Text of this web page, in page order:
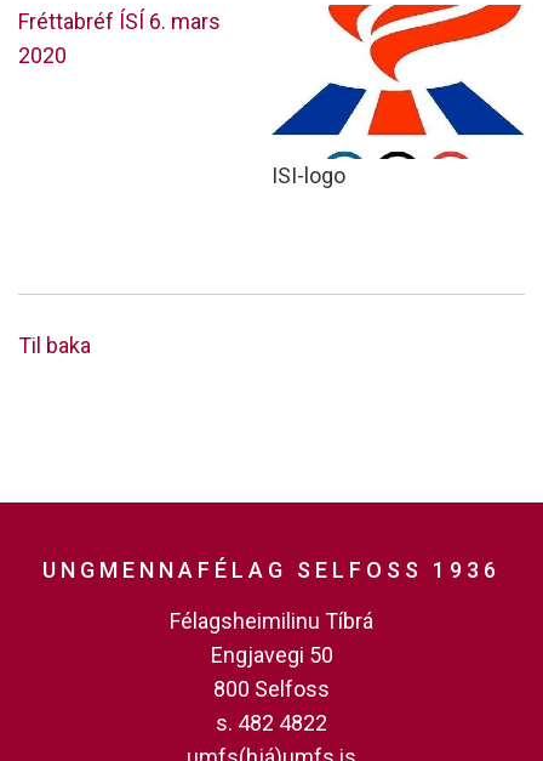
ISI-logo
Fréttabréf ÍSÍ 6. mars
2020
Til baka
UNGMENNAFÉLAG SELFOSS 1936
Félagsheimilinu Tíbrá
Engjavegi 50
800 Selfoss
s. 482 4822